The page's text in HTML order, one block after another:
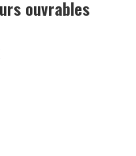
ouvrables